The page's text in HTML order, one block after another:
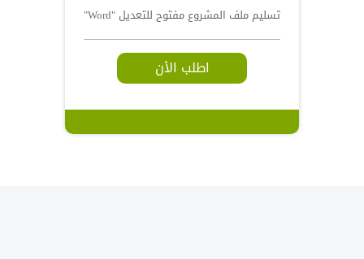
تسليم ملف المشروع مفتوح للتعديل "Word"
اطلب الأن